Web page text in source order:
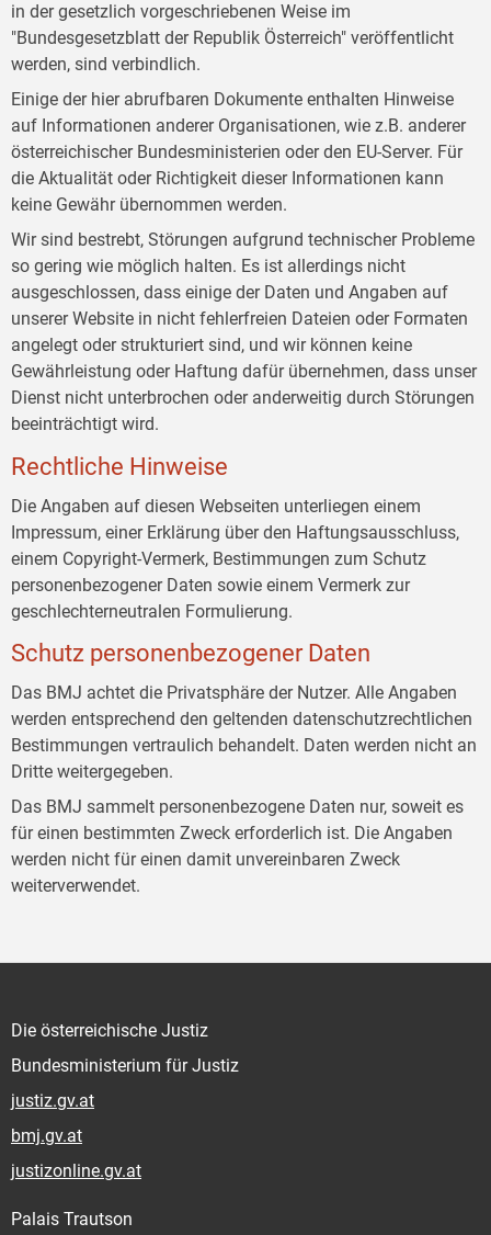
in der gesetzlich vorgeschriebenen Weise im
"Bundesgesetzblatt der Republik Österreich" veröffentlicht
werden, sind verbindlich.
Einige der hier abrufbaren Dokumente enthalten Hinweise
auf Informationen anderer Organisationen, wie z.B. anderer
österreichischer Bundesministerien oder den EU-Server. Für
die Aktualität oder Richtigkeit dieser Informationen kann
keine Gewähr übernommen werden.
Wir sind bestrebt, Störungen aufgrund technischer Probleme
so gering wie möglich halten. Es ist allerdings nicht
ausgeschlossen, dass einige der Daten und Angaben auf
unserer Website in nicht fehlerfreien Dateien oder Formaten
angelegt oder strukturiert sind, und wir können keine
Gewährleistung oder Haftung dafür übernehmen, dass unser
Dienst nicht unterbrochen oder anderweitig durch Störungen
beeinträchtigt wird.
Rechtliche Hinweise
Die Angaben auf diesen Webseiten unterliegen einem
Impressum, einer Erklärung über den Haftungsausschluss,
einem Copyright-Vermerk, Bestimmungen zum Schutz
personenbezogener Daten sowie einem Vermerk zur
geschlechterneutralen Formulierung.
Schutz personenbezogener Daten
Das BMJ achtet die Privatsphäre der Nutzer. Alle Angaben
werden entsprechend den geltenden datenschutzrechtlichen
Bestimmungen vertraulich behandelt. Daten werden nicht an
Dritte weitergegeben.
Das BMJ sammelt personenbezogene Daten nur, soweit es
für einen bestimmten Zweck erforderlich ist. Die Angaben
werden nicht für einen damit unvereinbaren Zweck
weiterverwendet.
Die österreichische Justiz
Bundesministerium für Justiz
justiz.gv.at
bmj.gv.at
justizonline.gv.at
Palais Trautson